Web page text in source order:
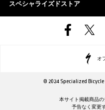
スペシャライズドストア
オ
© 2024 Specialized
本サイト掲載商品
予告なく変更